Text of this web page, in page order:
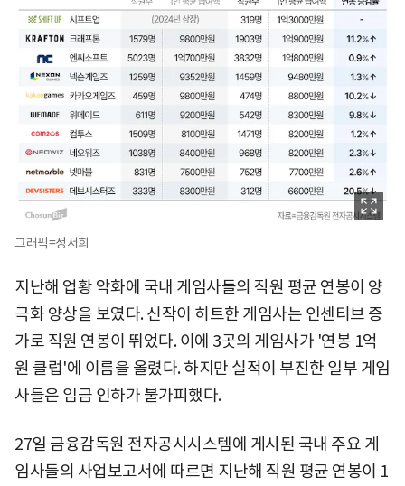
그래픽=정서희
지난해 업황 악화에 국내 게임사들의 직원 평균 연봉이 양
극화 양상을 보였다. 신작이 히트한 게임사는 인센티브 증
가로 직원 연봉이 뛰었다. 이에 3곳의 게임사가 '연봉 1억
원 클럽'에 이름을 올렸다. 하지만 실적이 부진한 일부 게임
사들은 임금 인하가 불가피했다.
27일 금융감독원 전자공시시스템에 게시된 국내 주요 게
임사들의 사업보고서에 따르면 지난해 직원 평균 연봉이 1